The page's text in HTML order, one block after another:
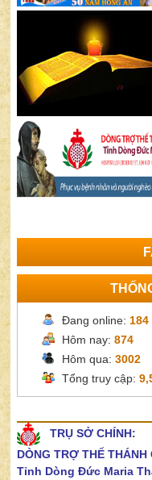
Đang online: 184
Hôm nay:874
Hôm qua:3002
Tổng truy cập:
TRỤ SỞ CHÍNH:
DÒNG TRỢ THẾ THÁNH
Tỉnh Dòng Đức Maria